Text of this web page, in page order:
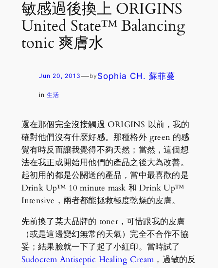
敏感過後換上 ORIGINS
United State™ Balancing
tonic 爽膚水
Jun 20, 2013—by Sophia CH. 蘇菲蔓
in 生活
還在那個完全沒接觸過 ORIGINS 以前，我的
確對他們沒有什麼好感。那種格外 green 的感
覺有時反而讓我覺得不夠天然；當然，這個想
法在我正或開始用他們的產品之後大為改善。
起初用的都是公關送的產品，當中最喜歡的是
Drink Up™ 10 minute mask 和 Drink Up™
Intensive，兩者都能拯救極度乾燥的皮膚。
先前換了某大品牌的 toner，可惜跟我的皮膚
（或是這邊變幻無常的天氣）完全不合作不協
妥；結果臉就一下了起了小紅印。當時試了
Sudocrem Antiseptic Healing Cream ，過敏的反